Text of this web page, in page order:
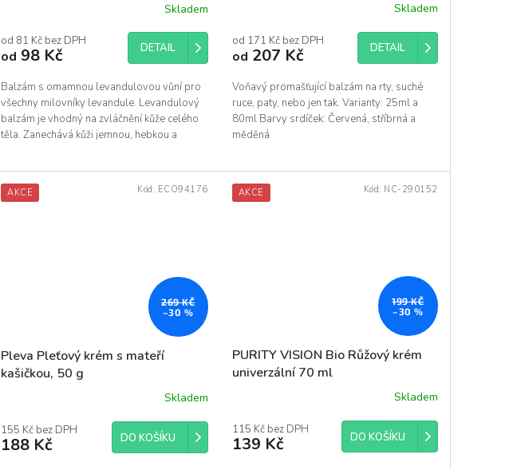
produktu
je
z
5
hvězdiček.
Skladem
od 81 Kč bez DPH
od 98 Kč DETAIL
Balzám s omamnou levandulovou vůní pro
všechny milovníky levandule. Levandulový
balzám je vhodný na zvláčnění kůže celého
těla. Zanechává kůži jemnou, hebkou a
Skladem
od 171 Kč bez DPH
od 207 Kč DETAIL
Voňavý promašťující balzám na rty, suché
ruce, paty, nebo jen tak. Varianty: 25ml a
80ml Barvy srdíček: Červená, stříbrná a
měděná
AKCE
269 KČ
–30 %
Pleva Pleťový krém s mateří
kašičkou, 50 g
Skladem
155 Kč bez DPH
188 Kč DO KOŠÍKU
Kód: ECO94176 AKCE
199 KČ
–30 %
PURITY VISION Bio Růžový krém
univerzální 70 ml
produktu
je
Skladem
115 Kč bez DPH
139 Kč DO KOŠÍKU
Kód: NC-290152